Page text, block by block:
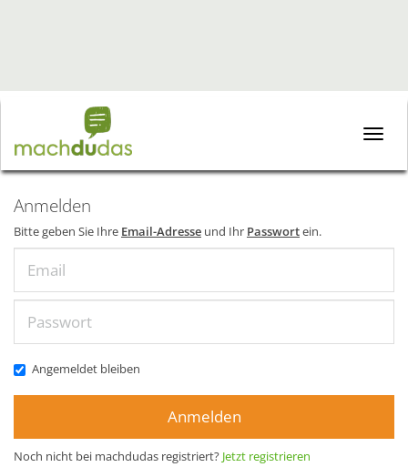
Toggle
Anmelden
Bitte geben Sie Ihre Email-Adresse und Ihr Passwortein.
Angemeldet bleiben
Anmelden
Noch nicht bei machdudas registriert? Jetzt registrieren